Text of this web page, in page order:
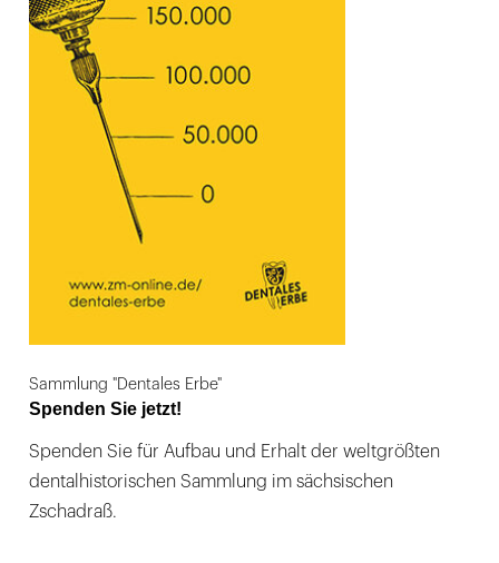
Sammlung "Dentales Erbe"
Spenden Sie jetzt!
Spenden Sie für Aufbau und Erhalt der weltgrößten
dentalhistorischen Sammlung im sächsischen
Zschadraß.